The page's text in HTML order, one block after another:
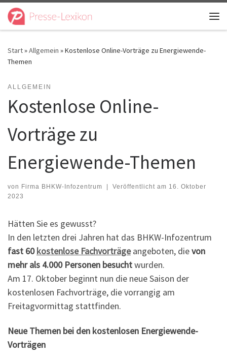
Zum Inhalt springen
Start»Allgemein »Kostenlose Online-Vorträge zu Energiewende-
Themen
ALLGEMEIN
Kostenlose Online-
Vorträge zu
Energiewende-Themen
von Firma BHKW-Infozentrum | Veröffentlicht am 16. Oktober
2023
Hätten Sie es gewusst?
In den letzten drei Jahren hat das BHKW-Infozentrum
fast 60kostenlose Fachvorträgeangeboten, dievon
mehr als 4.000 Personen besuchtwurden.
Am 17. Oktober beginnt nun die neue Saison der
kostenlosen Fachvorträge, die vorrangig am
Freitagvormittag stattfinden.
Neue Themen bei den kostenlosen Energiewende-
Vorträgen